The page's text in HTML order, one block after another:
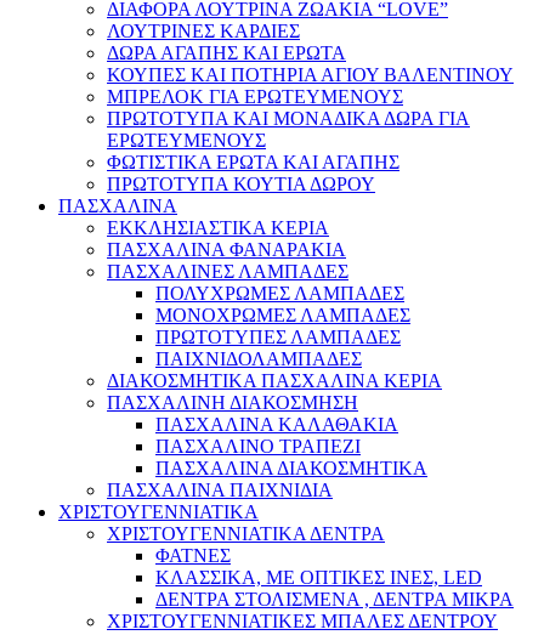
ΔΙΑΦΟΡΑ ΛΟΥΤΡΙΝΑ ΖΩΑΚΙΑ “LOVE”
ΛΟΥΤΡΙΝΕΣ ΚΑΡΔΙΕΣ
ΔΩΡΑ ΑΓΑΠΗΣ ΚΑΙ ΕΡΩΤΑ
ΚΟΥΠΕΣ ΚΑΙ ΠΟΤΗΡΙΑ ΑΓΙΟΥ ΒΑΛΕΝΤΙΝΟΥ
ΜΠΡΕΛΟΚ ΓΙΑ ΕΡΩΤΕΥΜΕΝΟΥΣ
ΠΡΩΤΟΤΥΠΑ ΚΑΙ ΜΟΝΑΔΙΚΑ ΔΩΡΑ ΓΙΑ
ΕΡΩΤΕΥΜΕΝΟΥΣ
ΦΩΤΙΣΤΙΚΑ ΕΡΩΤΑ ΚΑΙ ΑΓΑΠΗΣ
ΠΡΩΤΟΤΥΠΑ ΚΟΥΤΙΑ ΔΩΡΟΥ
ΠΑΣΧΑΛΙΝΑ
ΕΚΚΛΗΣΙΑΣΤΙΚΑ ΚΕΡΙΑ
ΠΑΣΧΑΛΙΝΑ ΦΑΝΑΡΑΚΙΑ
ΠΑΣΧΑΛΙΝΕΣ ΛΑΜΠΑΔΕΣ
ΠΟΛΥΧΡΩΜΕΣ ΛΑΜΠΑΔΕΣ
ΜΟΝΟΧΡΩΜΕΣ ΛΑΜΠΑΔΕΣ
ΠΡΩΤΟΤΥΠΕΣ ΛΑΜΠΑΔΕΣ
ΠΑΙΧΝΙΔΟΛΑΜΠΑΔΕΣ
ΔΙΑΚΟΣΜΗΤΙΚΑ ΠΑΣΧΑΛΙΝΑ ΚΕΡΙΑ
ΠΑΣΧΑΛΙΝΗ ΔΙΑΚΟΣΜΗΣΗ
ΠΑΣΧΑΛΙΝΑ ΚΑΛΑΘΑΚΙΑ
ΠΑΣΧΑΛΙΝΟ ΤΡΑΠΕΖΙ
ΠΑΣΧΑΛΙΝΑ ΔΙΑΚΟΣΜΗΤΙΚΑ
ΠΑΣΧΑΛΙΝΑ ΠΑΙΧΝΙΔΙΑ
ΧΡΙΣΤΟΥΓΕΝΝΙΑΤΙΚΑ
ΧΡΙΣΤΟΥΓΕΝΝΙΑΤΙΚΑ ΔΕΝΤΡΑ
ΦΑΤΝΕΣ
ΚΛΑΣΣΙΚΑ, ΜΕ ΟΠΤΙΚΕΣ ΙΝΕΣ, LED
ΔΕΝΤΡΑ ΣΤΟΛΙΣΜΕΝΑ , ΔΕΝΤΡΑ ΜΙΚΡΑ
ΧΡΙΣΤΟΥΓΕΝΝΙΑΤΙΚΕΣ ΜΠΑΛΕΣ ΔΕΝΤΡΟΥ